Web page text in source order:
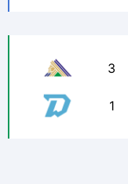
3
1